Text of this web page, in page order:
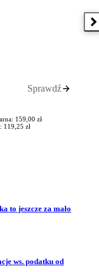
Sprawdź
159,00 zł
119,25 zł
to jeszcze za mało
ws. podatku od